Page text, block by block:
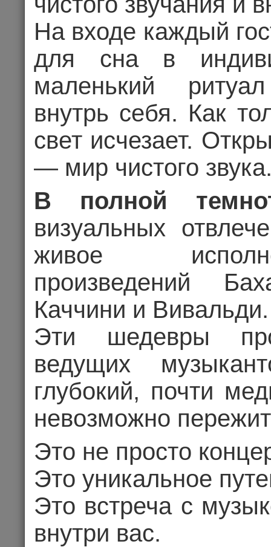
Цена
КОНЦЕРТ
АНАТОЛИЙ
На входе каждый
для сна в
маленький
внутрь себя. Как
свет исчезает.
— мир чистого
В полной
визуальных
живое
произведений
Каччини и Вивальди.
Эти шедевры
ведущих
глубокий, почти
невозможно
Это не просто
Это уникальное
Это встреча с
внутри вас.